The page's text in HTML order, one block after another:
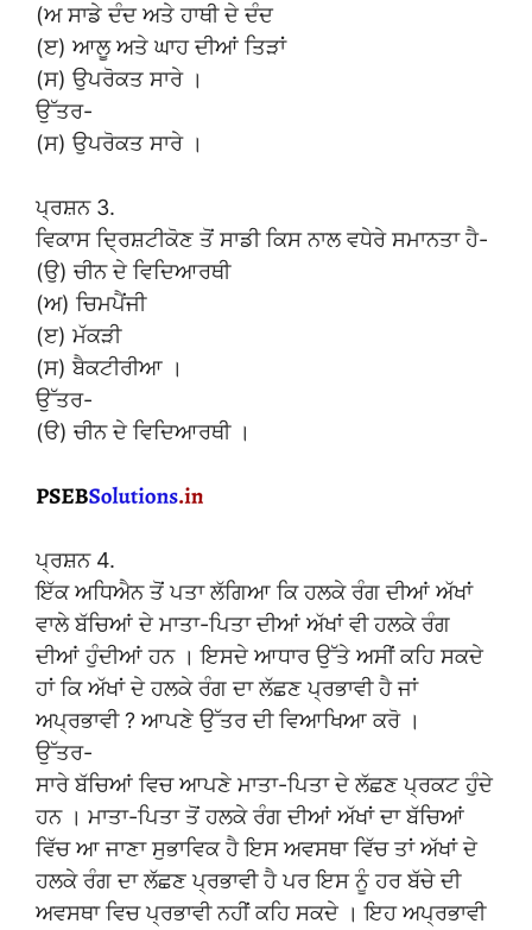
(ਅ ਸਾਡੇ ਦੰਦ ਅਤੇ ਹਾਥੀ ਦੇ ਦੰਦ
(ੲ) ਆਲੂ ਅਤੇ ਘਾਹ ਦੀਆਂ ਤਿੜਾਂ
(ਸ) ਉਪਰੋਕਤ ਸਾਰੇ ।
ਉੱਤਰ-
(ਸ) ਉਪਰੋਕਤ ਸਾਰੇ ।
ਪ੍ਰਸ਼ਨ 3.
ਵਿਕਾਸ ਦ੍ਰਿਸ਼ਟੀਕੋਣ ਤੋਂ ਸਾਡੀ ਕਿਸ ਨਾਲ ਵਧੇਰੇ ਸਮਾਨਤਾ ਹੈ-
(ਉ) ਚੀਨ ਦੇ ਵਿਦਿਆਰਥੀ
(ਅ) ਚਿਮਪੈਂਜੀ
(ੲ) ਮੱਕੜੀ
(ਸ) ਬੈਕਟੀਰੀਆ ।
ਉੱਤਰ-
(ੳ) ਚੀਨ ਦੇ ਵਿਦਿਆਰਥੀ ।
ਪ੍ਰਸ਼ਨ 4.
ਇੱਕ ਅਧਿਐਨ ਤੋਂ ਪਤਾ ਲੱਗਿਆ ਕਿ ਹਲਕੇ ਰੰਗ ਦੀਆਂ ਅੱਖਾਂ
ਵਾਲੇ ਬੱਚਿਆਂ ਦੇ ਮਾਤਾ-ਪਿਤਾ ਦੀਆਂ ਅੱਖਾਂ ਵੀ ਹਲਕੇ ਰੰਗ
ਦੀਆਂ ਹੁੰਦੀਆਂ ਹਨ । ਇਸਦੇ ਆਧਾਰ ਉੱਤੇ ਅਸੀਂ ਕਹਿ ਸਕਦੇ
ਹਾਂ ਕਿ ਅੱਖਾਂ ਦੇ ਹਲਕੇ ਰੰਗ ਦਾ ਲੱਛਣ ਪ੍ਰਭਾਵੀ ਹੈ ਜਾਂ
ਅਪ੍ਰਭਾਵੀ ? ਆਪਣੇ ਉੱਤਰ ਦੀ ਵਿਆਖਿਆ ਕਰੋ ।
ਉੱਤਰ-
ਸਾਰੇ ਬੱਚਿਆਂ ਵਿਚ ਆਪਣੇ ਮਾਤਾ-ਪਿਤਾ ਦੇ ਲੱਛਣ ਪ੍ਰਕਟ ਹੁੰਦੇ
ਹਨ । ਮਾਤਾ-ਪਿਤਾ ਤੋਂ ਹਲਕੇ ਰੰਗ ਦੀਆਂ ਅੱਖਾਂ ਦਾ ਬੱਚਿਆਂ
ਵਿੱਚ ਆ ਜਾਣਾ ਸੁਭਾਵਿਕ ਹੈ ਇਸ ਅਵਸਥਾ ਵਿੱਚ ਤਾਂ ਅੱਖਾਂ ਦੇ
ਹਲਕੇ ਰੰਗ ਦਾ ਲੱਛਣ ਪ੍ਰਭਾਵੀ ਹੈ ਪਰ ਇਸ ਨੂੰ ਹਰ ਬੱਚੇ ਦੀ
ਅਵਸਥਾ ਵਿਚ ਪ੍ਰਭਾਵੀ ਨਹੀਂ ਕਹਿ ਸਕਦੇ । ਇਹ ਅਪ੍ਰਭਾਵੀ